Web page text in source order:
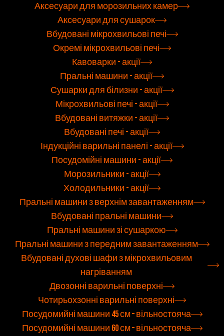
Аксесуари для морозильних камер
Аксесуари для сушарок
Вбудовані мікрохвильові печі
Окремі мікрохвильові печі
Кавоварки - акції
Пральні машини - акції
Сушарки для білизни - акції
Мікрохвильові печі - акції
Вбудовані витяжки - акції
Вбудовані печі - акції
Індукційні варильні панелі - акції
Посудомійні машини - акції
Морозильники - акції
Холодильники - акції
Пральні машини з верхнім завантаженням
Вбудовані пральні машини
Пральні машини зі сушаркою
Пральні машини з передним завантаженням
Вбудовані духові шафи з мікрохвильовим
нагріванням
Двозонні варильні поверхні
Чотирьохзонні варильні поверхні
Посудомийні машини 45 см – вільностояча
Посудомийні машини 60 см – вільностояча